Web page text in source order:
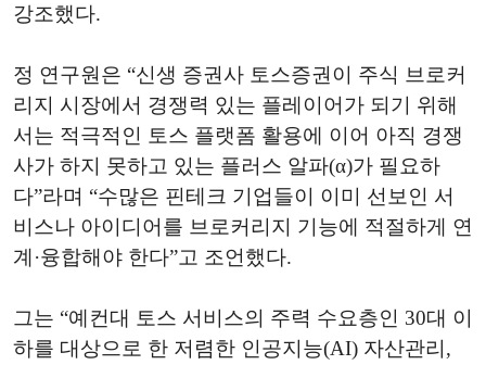
강조했다.
정 연구원은 “신생 증권사 토스증권이 주식 브로커
리지 시장에서 경쟁력 있는 플레이어가 되기 위해
서는 적극적인 토스 플랫폼 활용에 이어 아직 경쟁
사가 하지 못하고 있는 플러스 알파(α)가 필요하
다”라며 “수많은 핀테크 기업들이 이미 선보인 서
비스나 아이디어를 브로커리지 기능에 적절하게 연
계·융합해야 한다”고 조언했다.
그는 “예컨대 토스 서비스의 주력 수요층인 30대 이
하를 대상으로 한 저렴한 인공지능(AI) 자산관리,